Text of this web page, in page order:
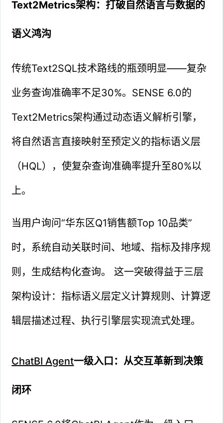
Text2Metrics架构：打破自然语言与数据的
语义鸿沟
传统Text2SQL技术路线的瓶颈明显——复杂
业务查询准确率不足30%。SENSE 6.0的
Text2Metrics架构通过动态语义解析引擎，
将自然语言直接映射至预定义的指标语义层
（HQL），使复杂查询准确率提升至80%以
上。
当用户询问“华东区Q1销售额Top 10品类”
时，系统自动关联时间、地域、指标及排序规
则，生成结构化查询。 这一突破得益于三层
架构设计：指标语义层定义计算规则、计算逻
辑层描述过程、执行引擎层实现流式处理。
ChatBI Agent一级入口：从交互革新到决策
闭环